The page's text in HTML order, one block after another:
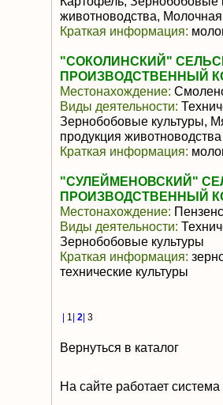
животноводства,
Краткая информация:
"СОКОЛИНСКИЙ"
ПРОИЗВОДСТВЕННЫЙ
Местонахождение:
Виды деятельности:
Зернобобовые культуры,
продукция животноводства
Краткая информация:
"СУЛЕЙМЕНОВСКИЙ"
ПРОИЗВОДСТВЕННЫЙ
Местонахождение:
Виды деятельности:
Зернобобовые культуры
Краткая информация:
технические культуры
1 2 3
Вернуться в каталог
На сайте работает